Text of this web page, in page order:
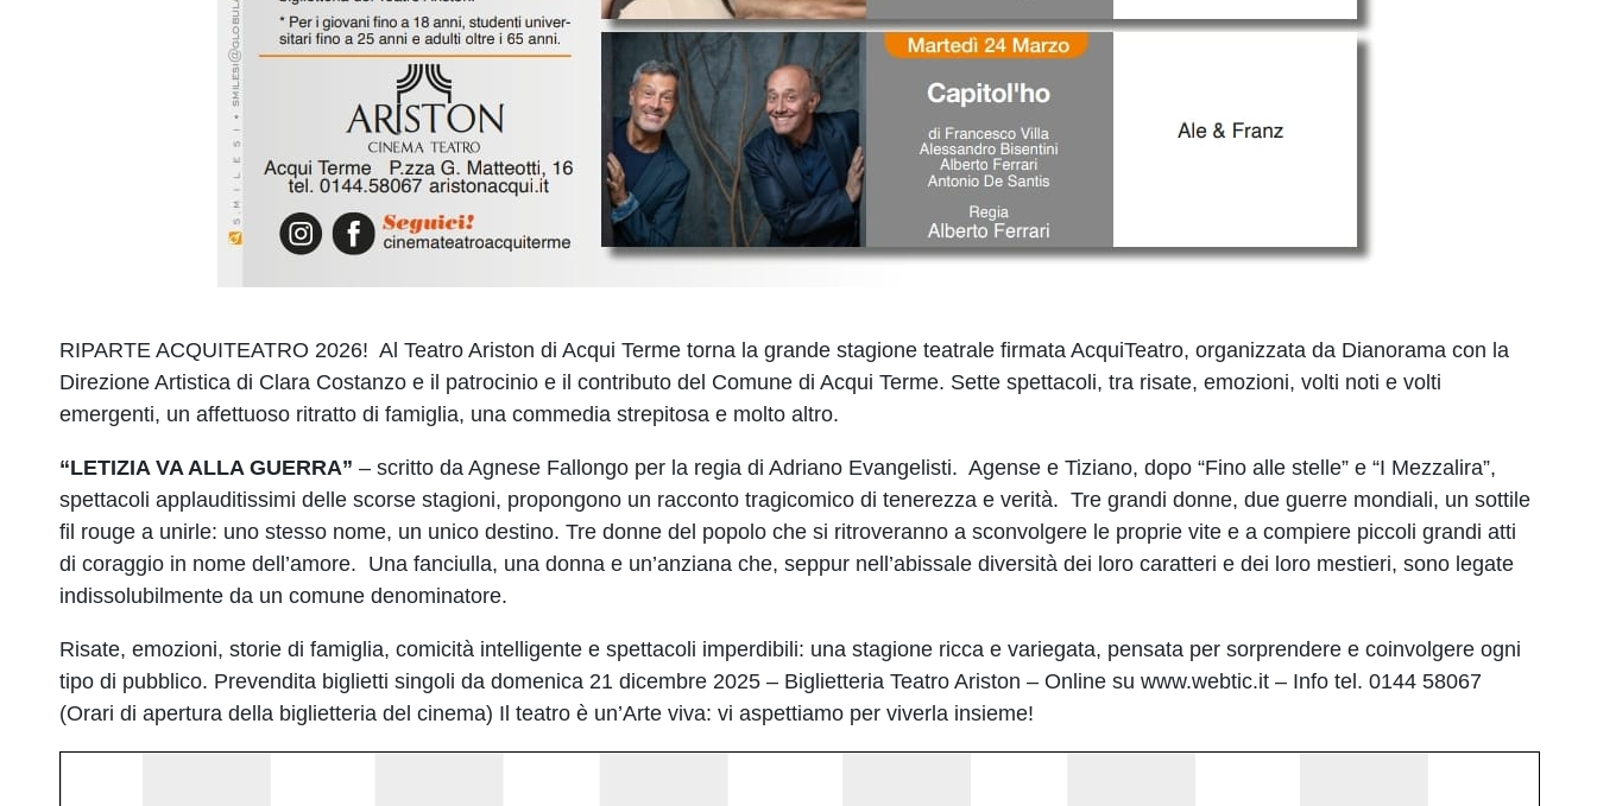
RIPARTE ACQUITEATRO 2026! Al Teatro Ariston di Acqui Terme torna la grande stagione teatrale firmata AcquiTeatro, organizzata da Dianorama con la
Direzione Artistica di Clara Costanzo e il patrocinio e il contributo del Comune di Acqui Terme. Sette spettacoli, tra risate, emozioni, volti noti e volti
emergenti, un affettuoso ritratto di famiglia, una commedia strepitosa e molto altro.
“LETIZIA VA ALLA GUERRA” – scritto da Agnese Fallongo per la regia di Adriano Evangelisti. Agense e Tiziano, dopo “Fino alle stelle” e “I Mezzalira”,
spettacoli applauditissimi delle scorse stagioni, propongono un racconto tragicomico di tenerezza e verità. Tre grandi donne, due guerre mondiali, un sottile
fil rouge a unirle: uno stesso nome, un unico destino. Tre donne del popolo che si ritroveranno a sconvolgere le proprie vite e a compiere piccoli grandi atti
di coraggio in nome dell’amore. Una fanciulla, una donna e un’anziana che, seppur nell’abissale diversità dei loro caratteri e dei loro mestieri, sono legate
indissolubilmente da un comune denominatore.
Risate, emozioni, storie di famiglia, comicità intelligente e spettacoli imperdibili: una stagione ricca e variegata, pensata per sorprendere e coinvolgere ogni
tipo di pubblico. Prevendita biglietti singoli da domenica 21 dicembre 2025 – Biglietteria Teatro Ariston – Online su www.webtic.it – Info tel. 0144 58067
(Orari di apertura della biglietteria del cinema) Il teatro è un’Arte viva: vi aspettiamo per viverla insieme!